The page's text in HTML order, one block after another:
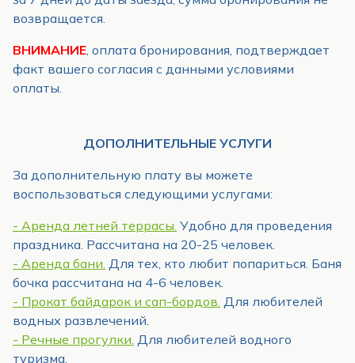
возвращается.
ВНИМАНИЕ , оплата бронирования, подтверждает
факт вашего согласия с данными условиями
оплаты.
ДОПОЛНИТЕЛЬНЫЕ УСЛУГИ
За дополнительную плату вы можете
воспользоваться следующими услугами:
- Аренда летней террасы. Удобно для проведения
праздника. Рассчитана на 20-25 человек.
- Аренда бани. Для тех, кто любит попариться. Баня
бочка рассчитана на 4-6 человек.
- Прокат байдарок и сап-бордов. Для любителей
водных развлечений.
- Речные прогулки. Для любителей водного
туризма.